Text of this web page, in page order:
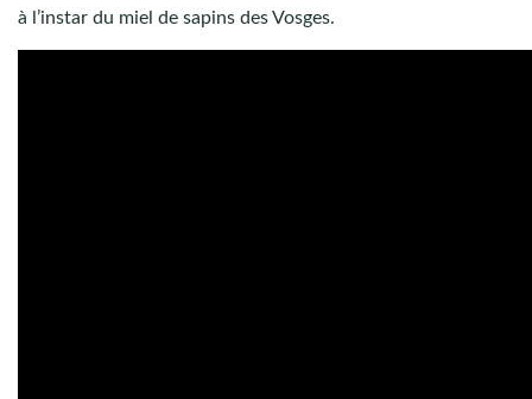
à l’instar du miel de sapins des Vosges.